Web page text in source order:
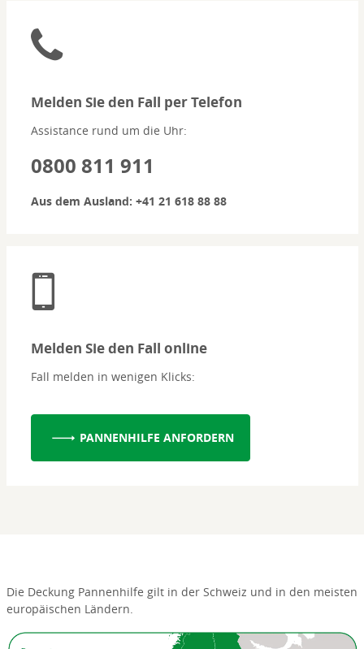
Melden Sie den Fall per Telefon
Assistance rund um die Uhr:
0800 811 911
Aus dem Ausland: +41 21 618 88 88
Melden Sie den Fall online
Fall melden in wenigen Klicks:
PANNENHILFE ANFORDERN
Die Deckung Pannenhilfe gilt in der Schweiz und in den meisten
europäischen Ländern.